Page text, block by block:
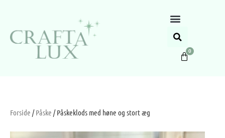
0
Forside /Påske / Påskeklods med høne og stort æg